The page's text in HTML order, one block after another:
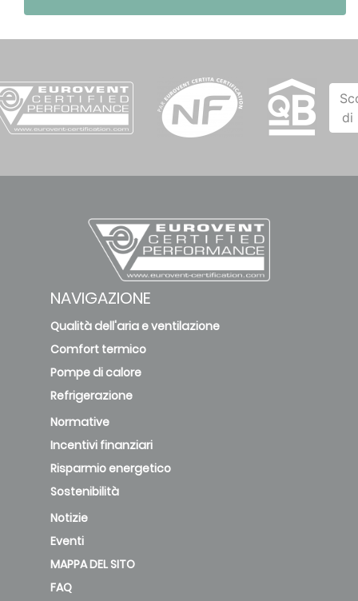
di
NAVIGAZIONE
Qualità dell'aria e ventilazione
Comfort termico
Pompe di calore
Refrigerazione
Normative
Incentivi finanziari
Risparmio energetico
Sostenibilità
Notizie
Eventi
MAPPA DEL SITO
FAQ